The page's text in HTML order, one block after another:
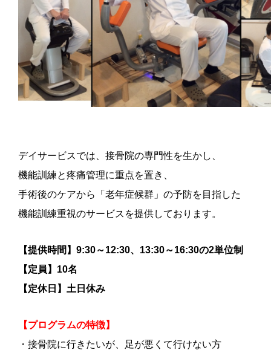
デイサービスでは、接骨院の専門性を生かし、
機能訓練と疼痛管理に重点を置き、
手術後のケアから「老年症候群」の予防を目指した
機能訓練重視のサービスを提供しております。
【提供時間】9:30～12:30、13:30～16:30の2単位制
【定員】10名
【定休日】土日休み
【プログラムの特徴】
・接骨院に行きたいが、足が悪くて行けない方